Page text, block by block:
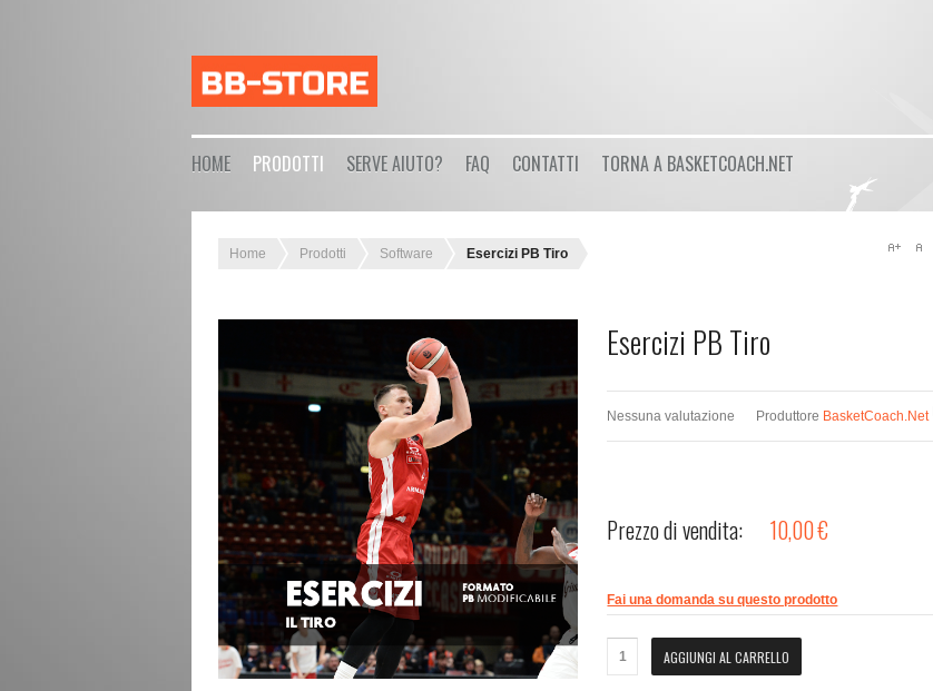
HOME PRODOTTI SERVE AIUTO? FAQ CONTATTI TORNA A BASKETCOACH.NET
Home Prodotti Software Esercizi PB Tiro
Esercizi PB Tiro
Nessuna valutazione Produttore BasketCoach.Net
Prezzo di vendita: 10,00 €
Fai una domanda su questo prodotto
LoginorRegistrati
Nome utente
Password dimenticata?
Nome utente dimenticato?